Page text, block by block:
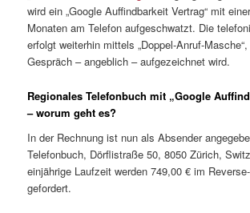
wird ein „Google Auffindbarkeit Vertrag“ mit
Monaten am Telefon aufgeschwatzt. Die
erfolgt weiterhin mittels „Doppel-Anruf-
Gespräch – angeblich – aufgezeichnet wird.
Regionales Telefonbuch mit „Google
– worum geht es?
In der Rechnung ist nun als Absender
Telefonbuch, Dörflistraße 50, 8050 Zürich,
einjährige Laufzeit werden 749,00 € im
gefordert.